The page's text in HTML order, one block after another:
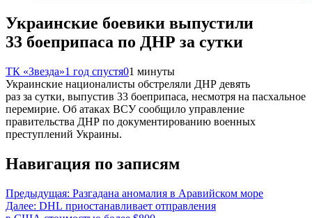
Украинские боевики выпустили
33 боеприпаса по ДНР за сутки
ТК «Звезда»1 год спустя01 минуты
Украинские националисты обстреляли ДНР девять
раз за сутки, выпустив 33 боеприпаса, несмотря на пасхальное
перемирие. Об атаках ВСУ сообщило управление
правительства ДНР по документированию военных
преступлений Украины.
Навигация по записям
Предыдущая: Разгадана аномалия в Аравийском море
Далее: DHL приостанавливает отправления